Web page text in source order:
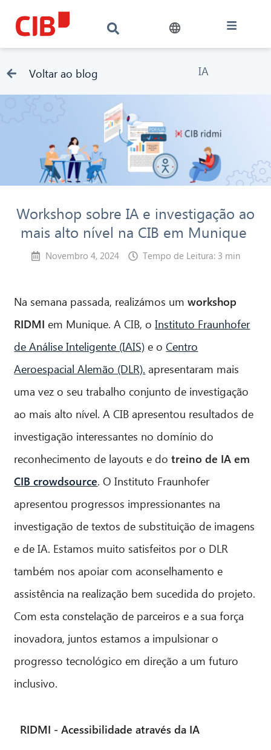
Voltar ao blog IA
Workshop sobre IA e investigação ao
mais alto nível na CIB em Munique
Novembro 4, 2024 Tempo de Leitura: 3 min
Na semana passada, realizámos umworkshop
RIDMI em Munique. A CIB, oInstituto Fraunhofer
de Análise Inteligente (IAIS) e oCentro
Aeroespacial Alemão (DLR). apresentaram mais
uma vez o seu trabalho conjunto de investigação
ao mais alto nível. A CIB apresentou resultados de
investigação interessantes no domínio do
reconhecimento de layouts e dotreino de IA em
CIB crowdsource. O Instituto Fraunhofer
apresentou progressos impressionantes na
investigação de textos de substituição de imagens
e de IA. Estamos muito satisfeitos por o DLR
também nos apoiar com aconselhamento e
assistência na realização bem sucedida do projeto.
Com esta constelação de parceiros e a sua força
inovadora, juntos estamos a impulsionar o
progresso tecnológico em direção a um futuro
inclusivo.
RIDMI - Acessibilidade através da IA